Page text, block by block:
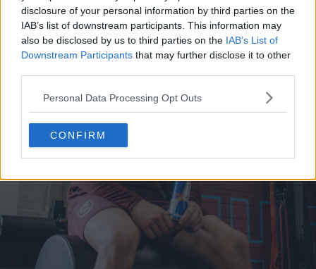
disclosure of your personal information by third parties on the
IAB’s list of downstream participants. This information may
also be disclosed by us to third parties on the IAB’s List of
Downstream Participants that may further disclose it to other
Personal Data Processing Opt Outs
CONFIRM